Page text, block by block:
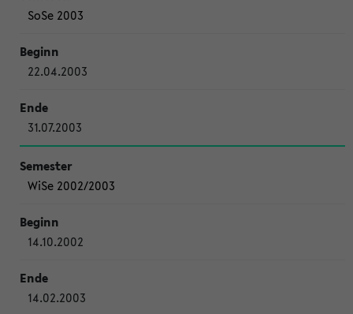
SoSe 2003
22.04.2003
31.07.2003
WiSe 2002/2003
14.10.2002
14.02.2003